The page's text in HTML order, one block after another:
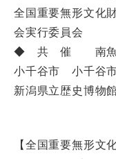
全国重要無形文化
会実行委員会
◆ 共 催 南魚沼
小千谷市 小千谷
新潟県立歴史博物
【全国重要無形文